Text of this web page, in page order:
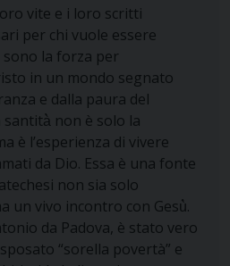
vite e i loro scritti
per chi vuole essere
la forza per
in un mondo segnato
e dalla paura del
non è solo la
è l’esperienza di vivere
da Dio. Essa è una fonte
non sia solo
un vivo incontro con Gesù̀.
da Padova, è stato vero
“sorella povertà” e